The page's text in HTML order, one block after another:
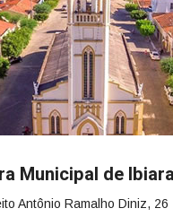
Municipal de Ibiara
Antônio Ramalho Diniz,